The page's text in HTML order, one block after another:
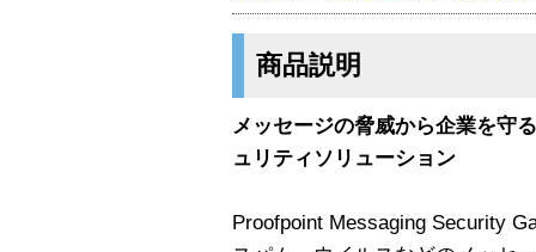
商品説明
メッセージの脅威から企業を守
ュリティソリューション
Proofpoint Messaging Security